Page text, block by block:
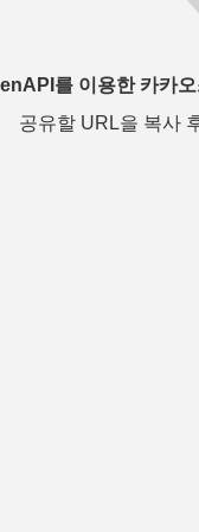
를 이용한 카카
공유할 URL을 복사